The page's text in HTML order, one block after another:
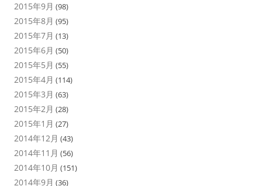
2015年9月 (98)
2015年8月 (95)
2015年7月 (13)
2015年6月 (50)
2015年5月 (55)
2015年4月 (114)
2015年3月 (63)
2015年2月 (28)
2015年1月 (27)
2014年12月 (43)
2014年11月 (56)
2014年10月 (151)
2014年9月 (36)